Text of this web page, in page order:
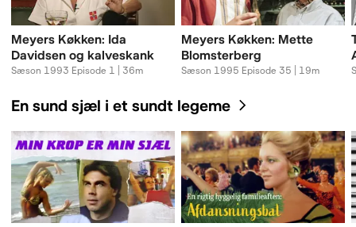
Meyers Køkken: Ida
Davidsen og kalveskank
Sæson 1993 Episode 1 | 36m
Meyers Køkken: Mette
Blomsterberg
Sæson 1995 Episode 35 | 19m
En sund sjæl i et sundt legeme